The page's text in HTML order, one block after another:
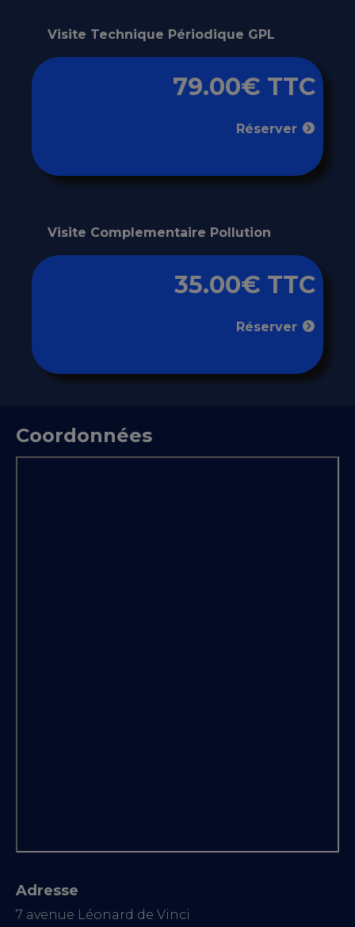
Visite Technique Périodique GPL
79.00€ TTC
Réserver
Visite Complementaire Pollution
35.00€ TTC
Réserver
Coordonnées
Adresse
7 avenue Léonard de Vinci